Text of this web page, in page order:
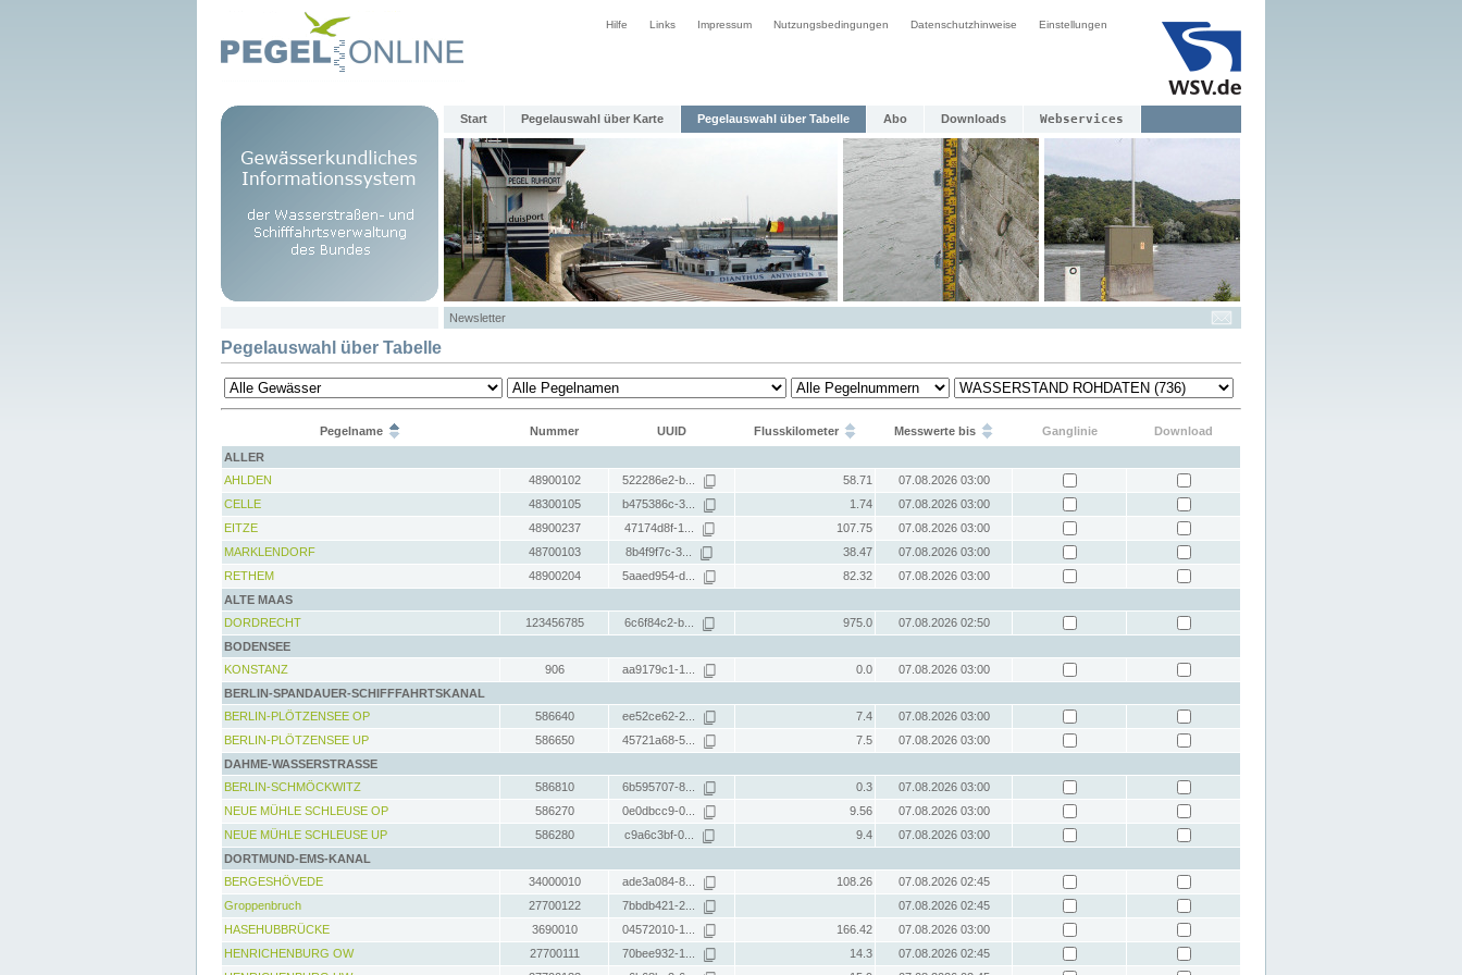
Hilfe Links Impressum Nutzungsbedingungen Datenschutzhinweise Einstellungen
Start Pegelauswahl über Karte Pegelauswahl über Tabelle Abo Downloads Webservices
Newsletter
Pegelauswahl über Tabelle
Pegelname Nummer UUID Flusskilometer Messwerte bis Ganglinie
Download
ALLER
AHLDEN
48900102 522286e2-b... 58.71
07.08.2026 03:00
CELLE
48300105 b475386c-3... 1.74
07.08.2026 03:00
EITZE
48900237 47174d8f-1... 107.75
07.08.2026 03:00
MARKLENDORF
48700103 8b4f9f7c-3... 38.47
07.08.2026 03:00
RETHEM
48900204 5aaed954-d... 82.32
07.08.2026 03:00
ALTE MAAS
DORDRECHT
123456785 6c6f84c2-b... 975.0
07.08.2026 02:50
BODENSEE
KONSTANZ
906 aa9179c1-1... 0.0
07.08.2026 03:00
BERLIN-SPANDAUER-SCHIFFFAHRTSKANAL
BERLIN-PLÖTZENSEE OP
586640 ee52ce62-2... 7.4
07.08.2026 03:00
BERLIN-PLÖTZENSEE UP
586650 45721a68-5... 7.5
07.08.2026 03:00
DAHME-WASSERSTRASSE
BERLIN-SCHMÖCKWITZ
586810 6b595707-8... 0.3
07.08.2026 03:00
NEUE MÜHLE SCHLEUSE OP
586270 0e0dbcc9-0... 9.56
07.08.2026 03:00
NEUE MÜHLE SCHLEUSE UP
586280 c9a6c3bf-0... 9.4
07.08.2026 03:00
DORTMUND-EMS-KANAL
BERGESHÖVEDE
34000010 ade3a084-8... 108.26
07.08.2026 02:45
Groppenbruch
27700122 7bbdb421-2...
07.08.2026 02:45
HASEHUBBRÜCKE
3690010 04572010-1... 166.42
07.08.2026 03:00
HENRICHENBURG OW
27700111 70bee932-1... 14.3
07.08.2026 02:45